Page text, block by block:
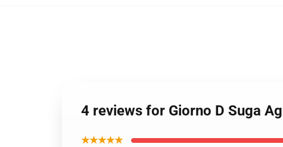
4 reviews for Giorno D Suga
★★★★★